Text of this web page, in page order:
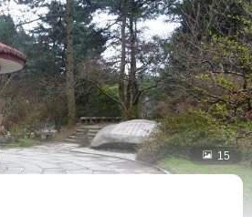
 15